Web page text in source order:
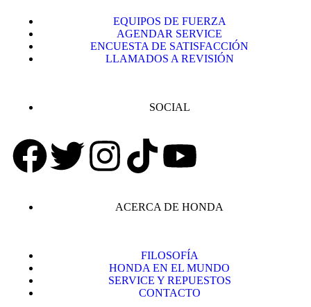
EQUIPOS DE FUERZA
AGENDAR SERVICE
ENCUESTA DE SATISFACCIÓN
LLAMADOS A REVISIÓN
SOCIAL
ACERCA DE HONDA
FILOSOFÍA
HONDA EN EL MUNDO
SERVICE Y REPUESTOS
CONTACTO